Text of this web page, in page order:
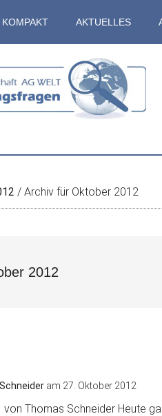
AKTUELLES
/ Archiv für Oktober 2012
2012
am 27. Oktober 2012
von Thomas Schneider Heute